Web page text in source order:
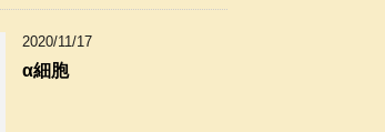
2020/11/17
α細胞